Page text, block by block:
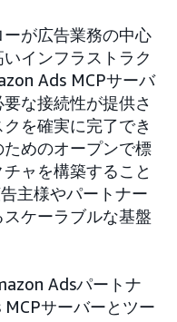
が広告業務の中心
インフラストラク
Ads MCPサーバ
な接続性が提供さ
を確実に完了でき
めのオープンで標
ャを構築すること
主様やパートナー
ケーラブルな基盤
Adsパートナ
サーバーとツー